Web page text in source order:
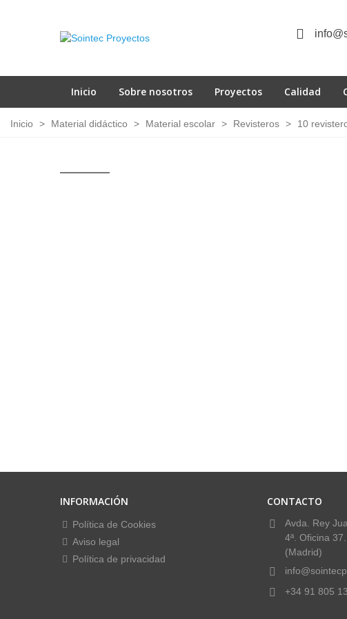
Inicio Sobre nosotros Proyectos Calidad
Inicio > Material didáctico > Material escolar > Revisteros > 10
INFORMACIÓN
Política de Cookies
Aviso legal
Política de privacidad
CONTACTO
Avda. Rey
4ª. Oficina
(Madrid)
+34 91 805